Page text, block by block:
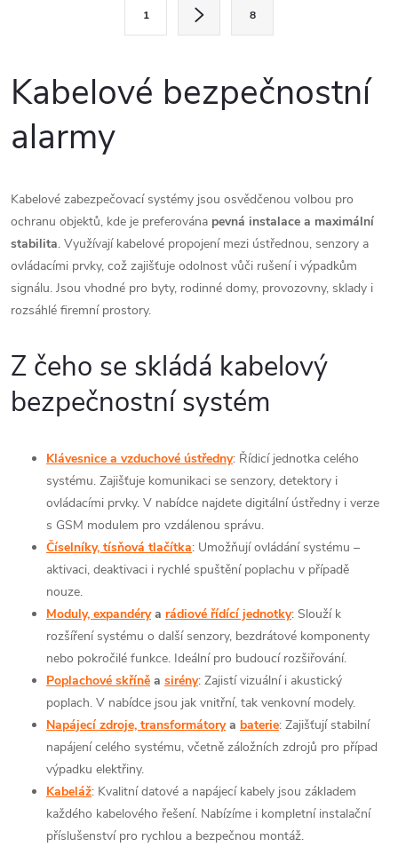
d
a
c
p
r
v
k
y
v
á
n
k
o
á
n
í
1 8
Kabelové bezpečnostní
alarmy
Kabelové zabezpečovací systémy jsou osvědčenou volbou pro
ochranu objektů, kde je preferována pevná instalace a maximální
stabilita. Využívají kabelové propojení mezi ústřednou, senzory a
ovládacími prvky, což zajišťuje odolnost vůči rušení i výpadkům
signálu. Jsou vhodné pro byty, rodinné domy, provozovny, sklady i
rozsáhlé firemní prostory.
Z čeho se skládá kabelový
bezpečnostní systém
Klávesnice a vzduchové ústředny: Řídicí jednotka celého
systému. Zajišťuje komunikaci se senzory, detektory i
ovládacími prvky. V nabídce najdete digitální ústředny i verze
s GSM modulem pro vzdálenou správu.
Číselníky, tísňová tlačítka: Umožňují ovládání systému –
aktivaci, deaktivaci i rychlé spuštění poplachu v případě
nouze.
Moduly, expandérya rádiové řídící jednotky: Slouží k
rozšíření systému o další senzory, bezdrátové komponenty
nebo pokročilé funkce. Ideální pro budoucí rozšiřování.
Poplachové skříně a sirény: Zajistí vizuální i akustický
poplach. V nabídce jsou jak vnitřní, tak venkovní modely.
Napájecí zdroje, transformátorya baterie: Zajišťují stabilní
napájení celého systému, včetně záložních zdrojů pro případ
výpadku elektřiny.
Kabeláž: Kvalitní datové a napájecí kabely jsou základem
každého kabelového řešení. Nabízíme i kompletní instalační
příslušenství pro rychlou a bezpečnou montáž.